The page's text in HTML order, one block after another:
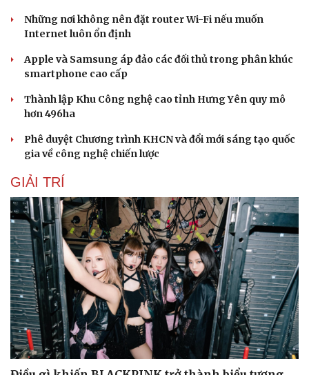
Di sản
Những nơi không nên đặt router Wi-Fi nếu muốn
Internet luôn ổn định
Apple và Samsung áp đảo các đối thủ trong phân khúc
smartphone cao cấp
Thành lập Khu Công nghệ cao tỉnh Hưng Yên quy mô
hơn 496ha
Phê duyệt Chương trình KHCN và đổi mới sáng tạo quốc
gia về công nghệ chiến lược
GIẢI TRÍ